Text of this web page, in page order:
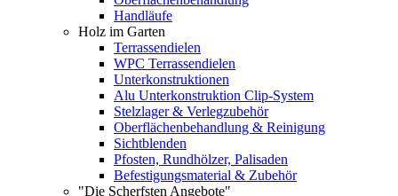
Handläufe
Holz im Garten
Terrassendielen
WPC Terrassendielen
Unterkonstruktionen
Alu Unterkonstruktion Clip-System
Stelzlager & Verlegzubehör
Oberflächenbehandlung & Reinigung
Sichtblenden
Pfosten, Rundhölzer, Palisaden
Befestigungsmaterial & Zubehör
"Die Scherfsten Angebote"